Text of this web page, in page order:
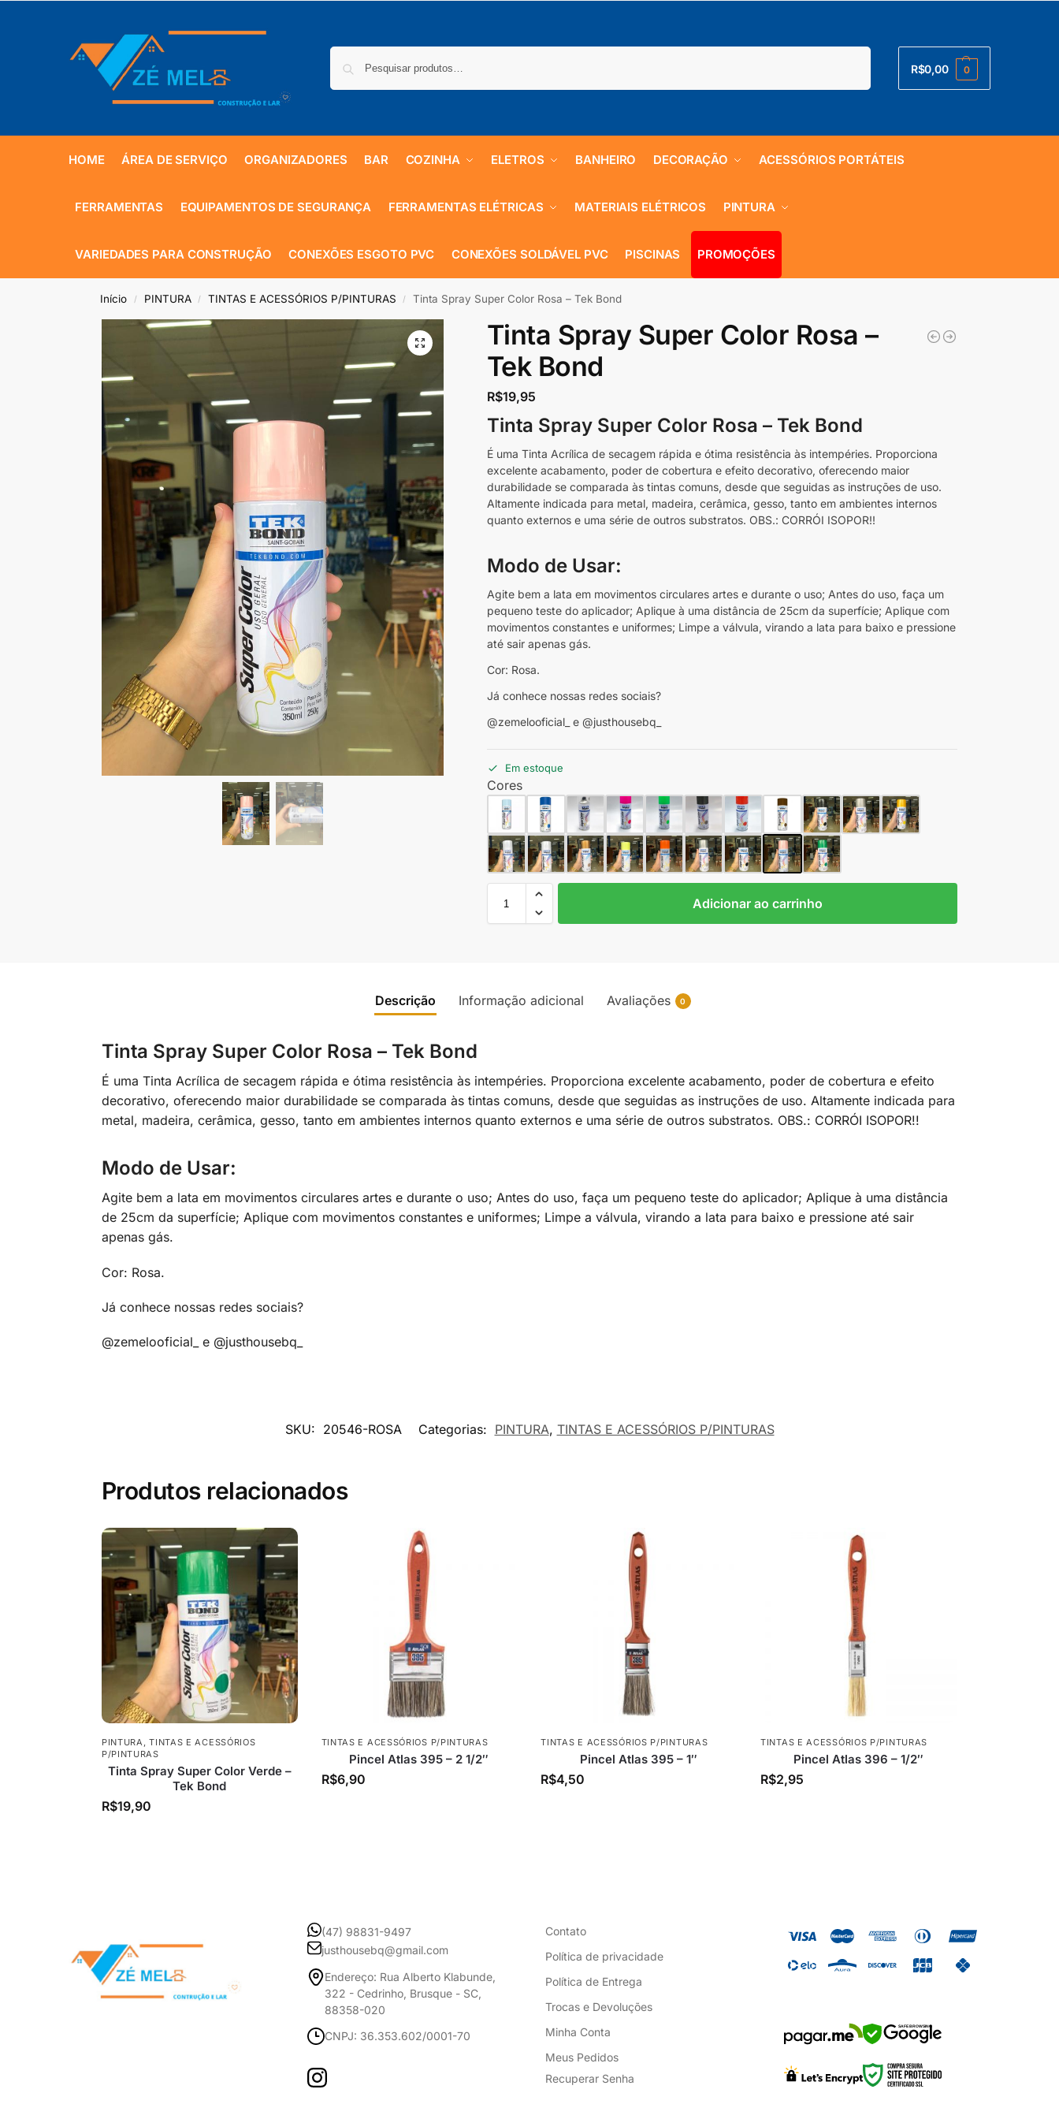
R$0,00 0
HOME ÁREA DE SERVIÇO ORGANIZADORES BAR COZINHA ELETROS BANHEIRO DECORAÇÃO ACESSÓRIOS PORTÁTEIS
FERRAMENTAS EQUIPAMENTOS DE SEGURANÇA FERRAMENTAS ELÉTRICAS MATERIAIS ELÉTRICOS PINTURA
VARIEDADES PARA CONSTRUÇÃO CONEXÕES ESGOTO PVC CONEXÕES SOLDÁVEL PVC PISCINAS PROMOÇÕES
Início / PINTURA / TINTAS E ACESSÓRIOS P/PINTURAS / Tinta Spray Super Color Rosa – Tek Bond
Tinta Spray Super Color Rosa –
Tek Bond
R$19,95
Tinta Spray Super Color Rosa – Tek Bond
É uma Tinta Acrílica de secagem rápida e ótima resistência às intempéries. Proporciona
excelente acabamento, poder de cobertura e efeito decorativo, oferecendo maior
durabilidade se comparada às tintas comuns, desde que seguidas as instruções de uso.
Altamente indicada para metal, madeira, cerâmica, gesso, tanto em ambientes internos
quanto externos e uma série de outros substratos. OBS.: CORRÓI ISOPOR!!
Modo de Usar:
Agite bem a lata em movimentos circulares artes e durante o uso; Antes do uso, faça um
pequeno teste do aplicador; Aplique à uma distância de 25cm da superfície; Aplique com
movimentos constantes e uniformes; Limpe a válvula, virando a lata para baixo e pressione
até sair apenas gás.
Cor: Rosa.
Já conhece nossas redes sociais?
@zemelooficial_ e @justhousebq_
Em estoque
Cores
Adicionar ao carrinho
Descrição Informação adicional Avaliações 0
Tinta Spray Super Color Rosa – Tek Bond
É uma Tinta Acrílica de secagem rápida e ótima resistência às intempéries. Proporciona excelente acabamento, poder de cobertura e efeito
decorativo, oferecendo maior durabilidade se comparada às tintas comuns, desde que seguidas as instruções de uso. Altamente indicada para
metal, madeira, cerâmica, gesso, tanto em ambientes internos quanto externos e uma série de outros substratos. OBS.: CORRÓI ISOPOR!!
Modo de Usar:
Agite bem a lata em movimentos circulares artes e durante o uso; Antes do uso, faça um pequeno teste do aplicador; Aplique à uma distância
de 25cm da superfície; Aplique com movimentos constantes e uniformes; Limpe a válvula, virando a lata para baixo e pressione até sair
apenas gás.
Cor: Rosa.
Já conhece nossas redes sociais?
@zemelooficial_ e @justhousebq_
SKU: 20546-ROSA Categorias: PINTURA, TINTAS E ACESSÓRIOS P/PINTURAS
Produtos relacionados
PINTURA,TINTAS E ACESSÓRIOS
P/PINTURAS
Tinta Spray Super Color Verde –
Tek Bond
R$19,90
TINTAS E ACESSÓRIOS P/PINTURAS
Pincel Atlas 395 – 2 1/2″
R$6,90
TINTAS E ACESSÓRIOS P/PINTURAS
Pincel Atlas 395 – 1″
R$4,50
TINTAS E ACESSÓRIOS P/PINTURAS
Pincel Atlas 396 – 1/2″
R$2,95
(47) 98831-9497
justhousebq@gmail.com
Endereço: Rua Alberto Klabunde,
322 - Cedrinho, Brusque - SC,
88358-020
CNPJ: 36.353.602/0001-70
Contato
Política de privacidade
Política de Entrega
Trocas e Devoluções
Minha Conta
Meus Pedidos
Recuperar Senha
SAFE BROWSING